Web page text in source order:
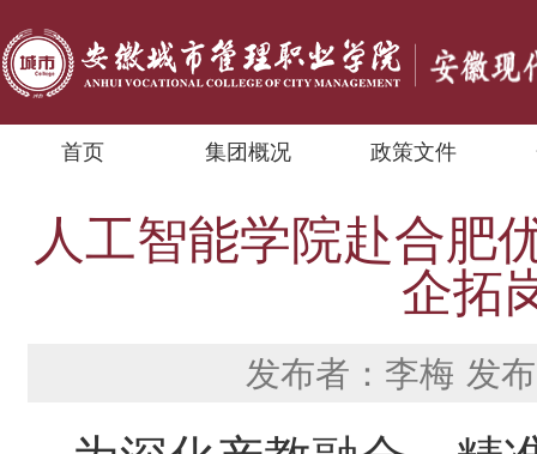
首页 集团概况 政策文件
人工智能学院赴合肥
企拓
发布者：李梅 发